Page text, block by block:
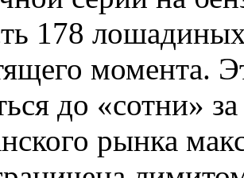
178 лошадиных
момента.
до «сотни»
рынка